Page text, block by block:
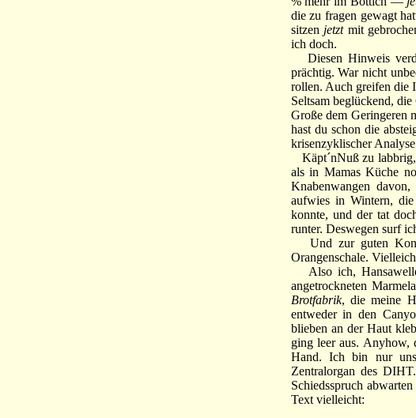
die zu fragen gewagt
sitzen jetztmit
ich doch.
Diesen Hinweis
prächtig. War nicht
rollen. Auch greifen die
Seltsam beglückend,
Große dem Geringeren
hast du schon die
krisenzyklischer
Käpt´nNuß zu
als in Mamas Küche
Knabenwangen
aufwies in Wintern,
konnte, und der tat
runter. Deswegen surf
Und zur guten
Orangenschale.
Also ich,
angetrockneten
Brotfabrik, die meine
entweder in den
blieben an der Haut
ging leer aus. Anyhow,
Hand. Ich bin nur
Zentralorgan des
Schiedsspruch
Text vielleicht: